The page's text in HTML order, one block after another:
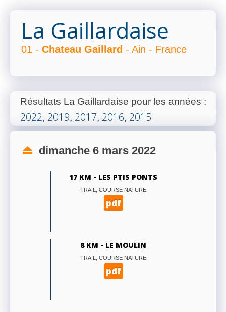
La Gaillardaise
01 - Chateau Gaillard - Ain - France
Résultats La Gaillardaise pour les années :
2022, 2019, 2017, 2016, 2015
dimanche 6 mars 2022
17 KM - LES PTIS PONTS
TRAIL, COURSE NATURE
pdf
8 KM - LE MOULIN
TRAIL, COURSE NATURE
pdf